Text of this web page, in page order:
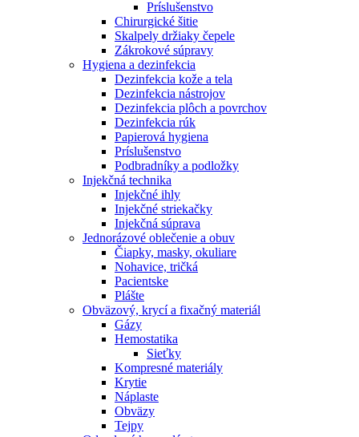
Príslušenstvo
Chirurgické šitie
Skalpely držiaky čepele
Zákrokové súpravy
Hygiena a dezinfekcia
Dezinfekcia kože a tela
Dezinfekcia nástrojov
Dezinfekcia plôch a povrchov
Dezinfekcia rúk
Papierová hygiena
Príslušenstvo
Podbradníky a podložky
Injekčná technika
Injekčné ihly
Injekčné striekačky
Injekčná súprava
Jednorázové oblečenie a obuv
Čiapky, masky, okuliare
Nohavice, tričká
Pacientske
Plášte
Obväzový, krycí a fixačný materiál
Gázy
Hemostatika
Sieťky
Kompresné materiály
Krytie
Náplaste
Obväzy
Tejpy